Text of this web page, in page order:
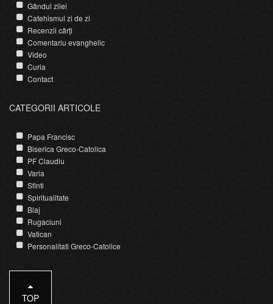
Gândul zilei
Catehismul zi de zi
Recenzii cărți
Comentariu evanghelic
Video
Curia
Contact
CATEGORII ARTICOLE
Papa Francisc
Biserica Greco-Catolica
PF Claudiu
Varia
Sfinti
Spiritualitate
Blaj
Rugaciuni
Vatican
Personalitati Greco-Catolice
TOP